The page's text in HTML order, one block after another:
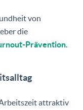
von
die
Prävention.
attraktiv